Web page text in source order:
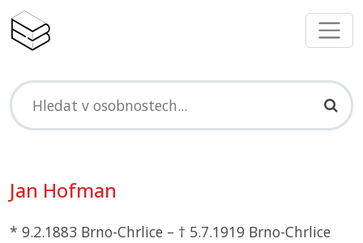
Jan Hofman
* 9.2.1883 Brno-Chrlice – † 5.7.1919 Brno-Chrlice